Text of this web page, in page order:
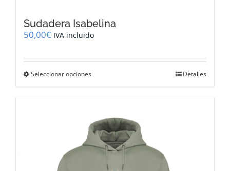
Sudadera Isabelina
50,00€ IVA incluido
Seleccionar opciones
variantes.
Las
opciones
se
pueden
elegir
Detalles